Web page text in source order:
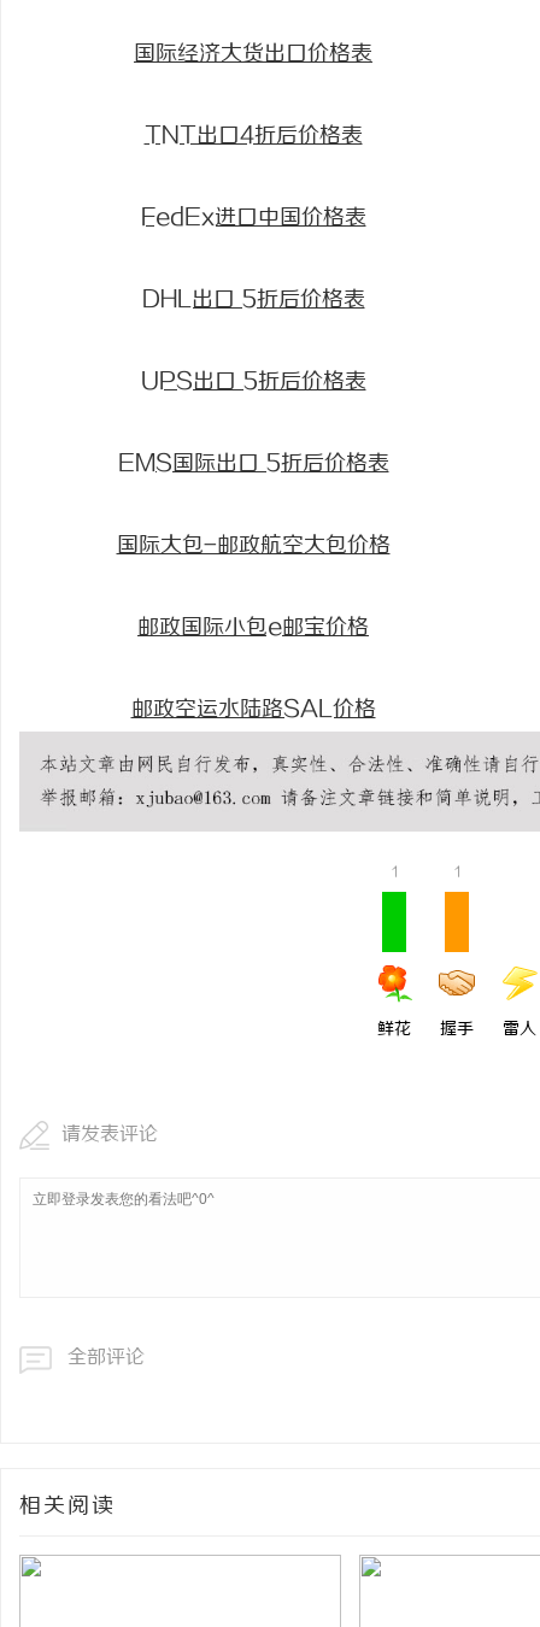
国际经济大货出口价格表
TNT出口4折后价格表
FedEx进口中国价格表
DHL出口 5折后价格表
UPS出口 5折后价格表
EMS国际出口 5折后价格表
国际大包-邮政航空大包价格
邮政国际小包e邮宝价格
邮政空运水陆路SAL价格
1
鲜花
1
握手 雷人
请发表评论
全部评论
相关阅读